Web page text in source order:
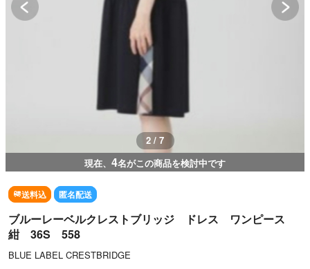
2 / 7
現在、 4名がこの商品を検討中です
送料込 匿名配送
ブルーレーベルクレストブリッジ ドレス ワンピース
紺 36S 558
BLUE LABEL CRESTBRIDGE